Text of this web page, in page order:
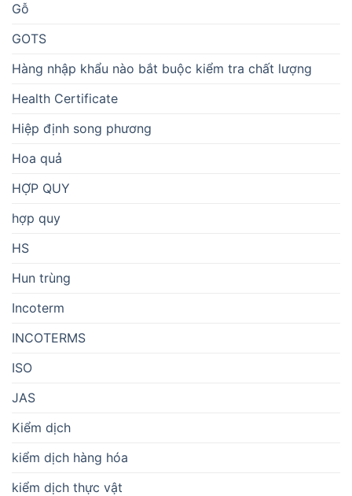
Gỗ
GOTS
Hàng nhập khẩu nào bắt buộc kiểm tra chất lượng
Health Certificate
Hiệp định song phương
Hoa quả
HỢP QUY
hợp quy
HS
Hun trùng
Incoterm
INCOTERMS
ISO
JAS
Kiểm dịch
kiểm dịch hàng hóa
kiểm dịch thực vật